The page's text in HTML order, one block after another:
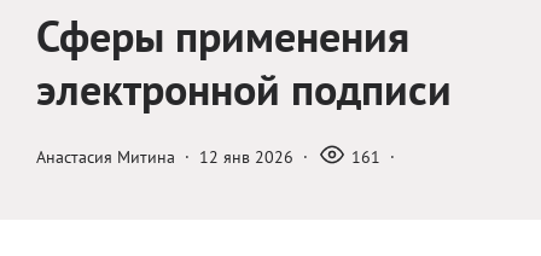
Железный почтовый ящик
КриптоАРМ Mobile
КриптоАРМ ID
Сферы применения
электронной подписи
Анастасия Митина · 12 янв 2026 · 161 ·